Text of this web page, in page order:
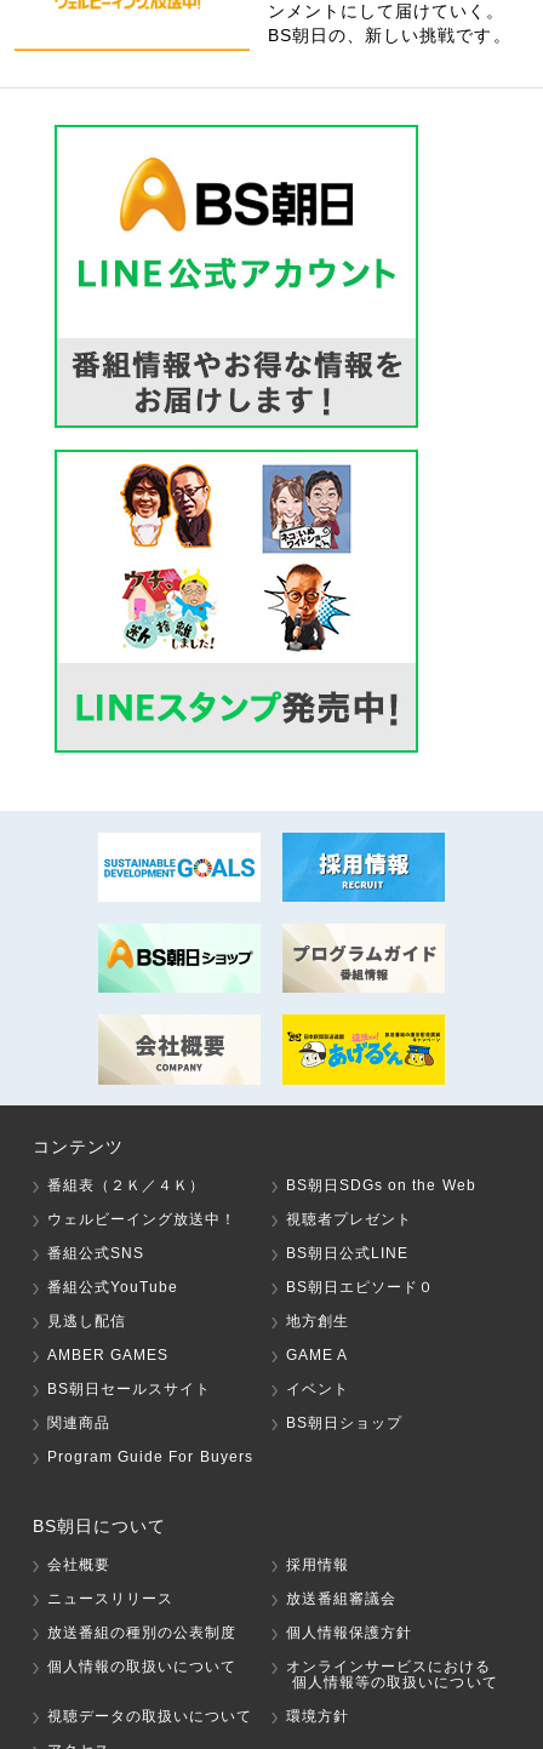
ンメントにして届けていく。
BS朝日の、新しい挑戦です。
コンテンツ
番組表（２Ｋ／４Ｋ）
BS朝日SDGs on the Web
ウェルビーイング放送中！
視聴者プレゼント
番組公式SNS
BS朝日公式LINE
番組公式YouTube
BS朝日エピソード０
見逃し配信
地方創生
AMBER GAMES
GAME A
BS朝日セールスサイト
イベント
関連商品
BS朝日ショップ
Program Guide For Buyers
BS朝日について
会社概要
採用情報
ニュースリリース
放送番組審議会
放送番組の種別の公表制度
個人情報保護方針
個人情報の取扱いについて
オンラインサービスにおける
個人情報等の取扱いについて
視聴データの取扱いについて
環境方針